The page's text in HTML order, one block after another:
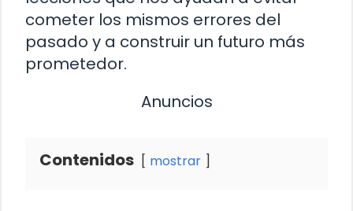
cometer los mismos errores del
pasado y a construir un futuro más
prometedor.
Anuncios
Contenidos mostrar